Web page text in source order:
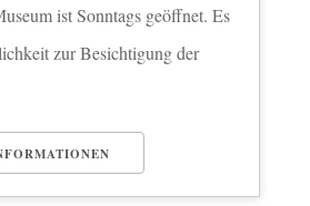
ist Sonntags geöffnet. Es
zur Besichtigung der